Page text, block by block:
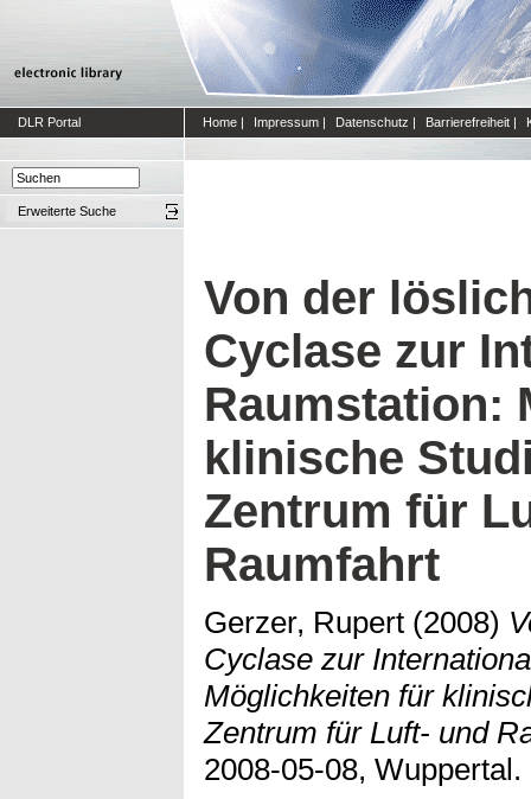
DLR Portal Home | Impressum | Datenschutz | Barrierefreiheit |
Erweiterte Suche
Von der
Cyclase zur
Raumstation:
klinische
Zentrum für
Raumfahrt
Gerzer, Rupert (2008)
Cyclase zur
Möglichkeiten für
Zentrum für Luft- und
2008-05-08,